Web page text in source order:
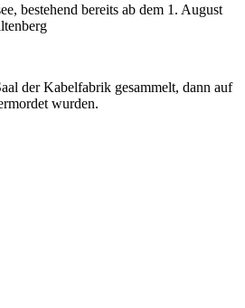
bestehend bereits ab dem 1. August
der Kabelfabrik gesammelt, dann auf
wurden.